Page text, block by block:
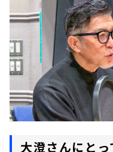
大澄さんにとっ